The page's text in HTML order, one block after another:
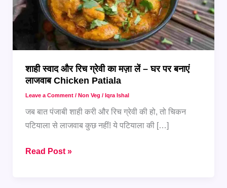
शाही स्वाद और रिच ग्रेवी का मज़ा लें – घर पर बनाएं
लाजवाब Chicken Patiala
Leave a Comment / Non Veg / Iqra Ishal
जब बात पंजाबी शाही करी और रिच ग्रेवी की हो, तो चिकन
पटियाला से लाजवाब कुछ नहीं! ये पटियाला की […]
शाही
Read Post »